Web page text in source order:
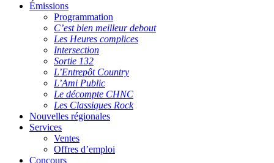
Émissions
Programmation
C’est bien meilleur debout
Les Heures complices
Intersection
Sortie 132
L’Entrepôt Country
L’Ami Public
Le décompte CHNC
Les Classiques Rock
Nouvelles régionales
Services
Ventes
Offres d’emploi
Concours